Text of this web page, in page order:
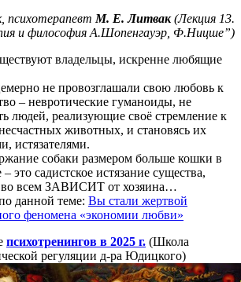
психотерапевт M. E. Литвак(Лекция 13.
и философия А.Шопенгауэр, Ф.Ницше”)
владельцы, искренне любящие
не провозглашали свою любовь к
– невротические гуманоиды, не
людей, реализующие своё стремление к
животных, и становясь их
истязателями.
собаки размером больше кошки в
это садистское истязание существа,
во всем ЗАВИСИТ от хозяина…
данной теме: Вы стали жертвой
феномена «экономии любви»
психотренингов в 2025 г. (Школа
регуляции д-ра Юдицкого)